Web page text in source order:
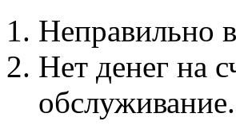
Неправильно
Нет денег на
обслуживание.